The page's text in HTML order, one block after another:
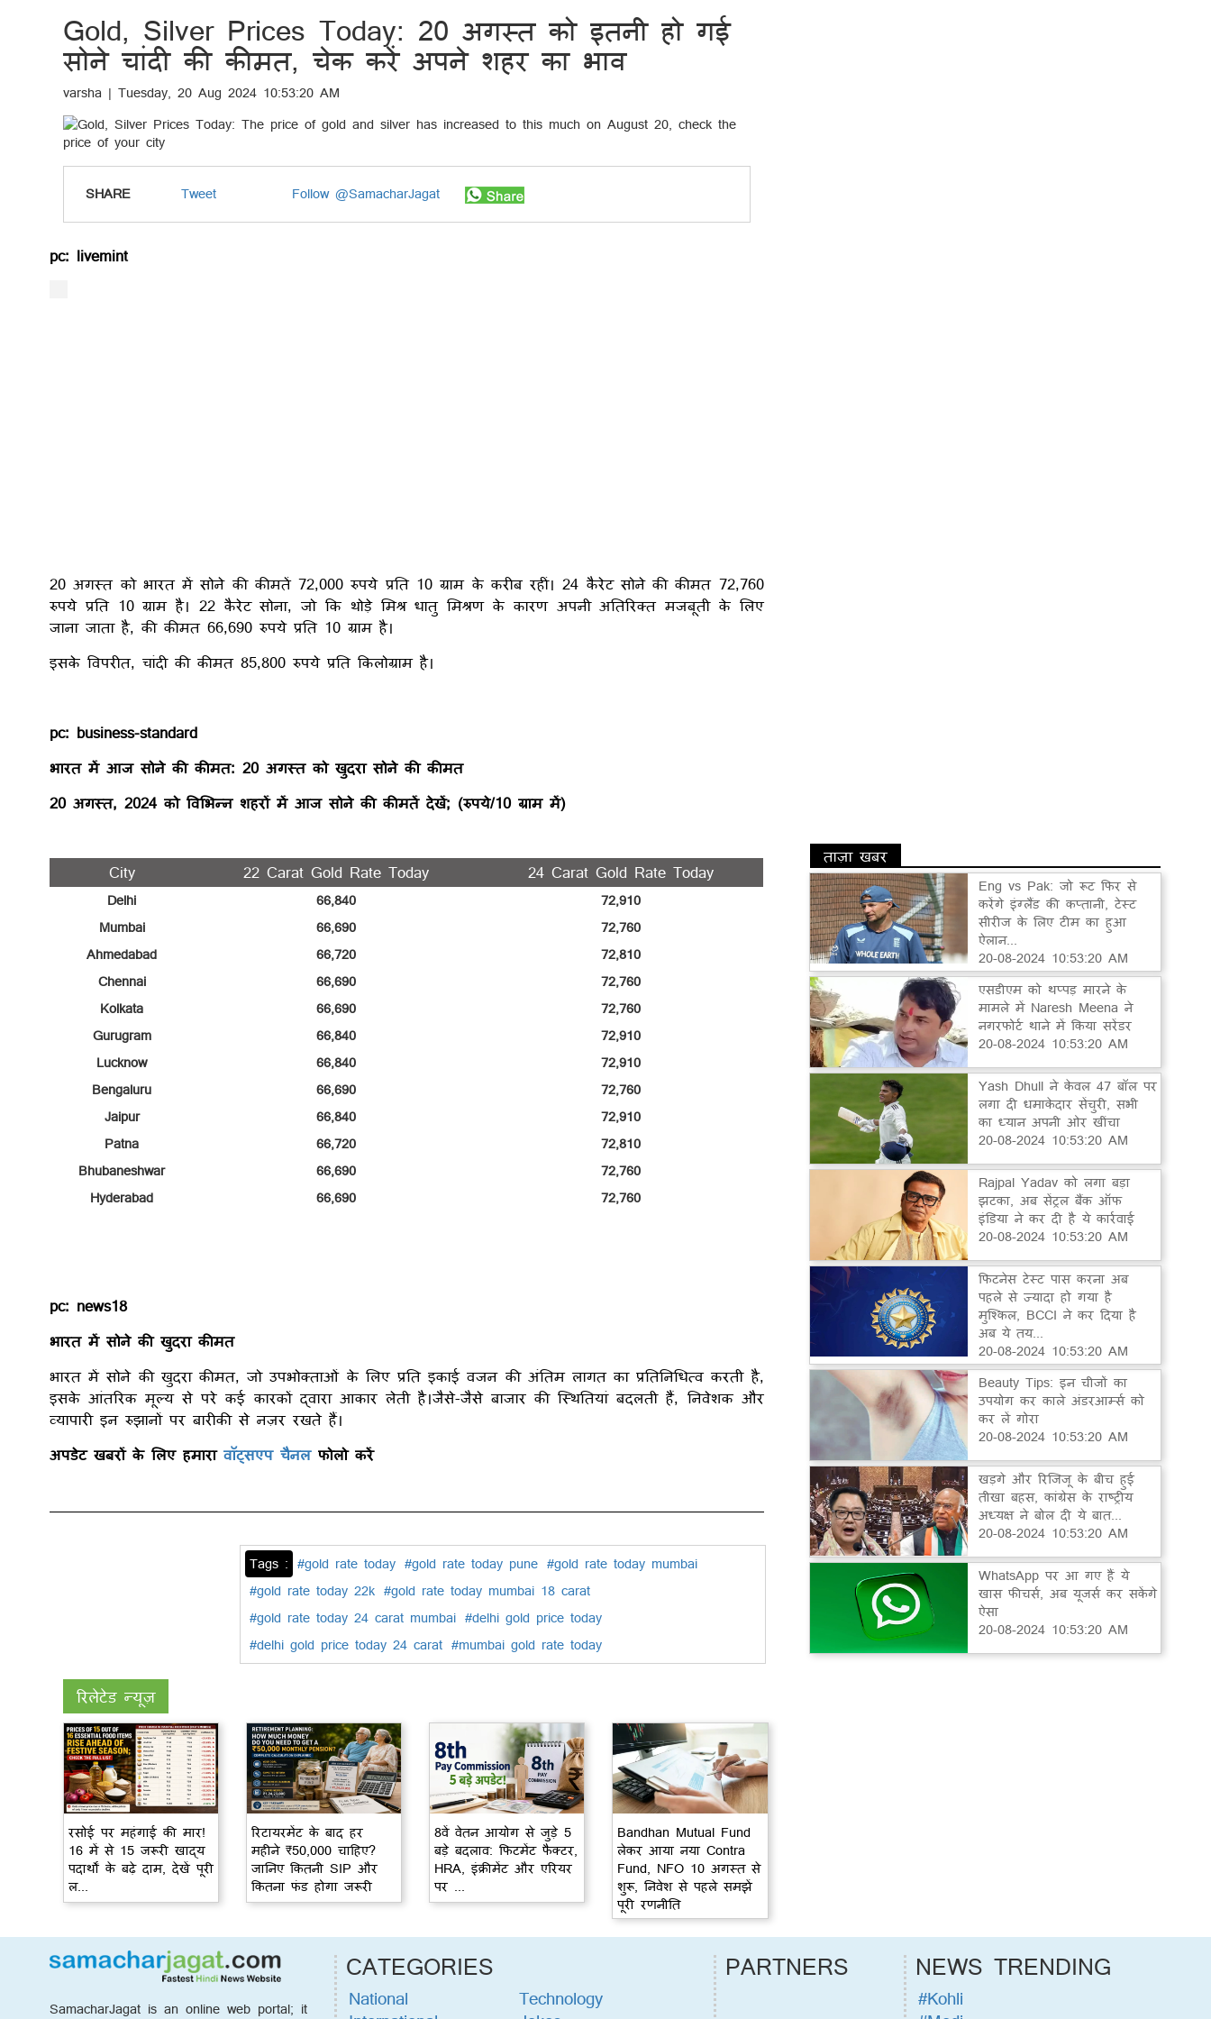
Gold, Silver Prices Today: 20 अगस्त को इतनी हो गई
सोने चांदी की कीमत, चेक करें अपने शहर का भाव
varsha | Tuesday, 20 Aug 2024 10:53:20 AM
SHARE Tweet Follow @SamacharJagat
pc: livemint
20 अगस्त को भारत में सोने की कीमतें 72,000 रुपये प्रति 10 ग्राम के करीब रहीं। 24 कैरेट सोने की कीमत 72,760
रुपये प्रति 10 ग्राम है। 22 कैरेट सोना, जो कि थोड़े मिश्र धातु मिश्रण के कारण अपनी अतिरिक्त मजबूती के लिए
जाना जाता है, की कीमत 66,690 रुपये प्रति 10 ग्राम है।
इसके विपरीत, चांदी की कीमत 85,800 रुपये प्रति किलोग्राम है।
pc: business-standard
भारत में आज सोने की कीमत: 20 अगस्त को खुदरा सोने की कीमत
20 अगस्त, 2024 को विभिन्न शहरों में आज सोने की कीमतें देखें; (रुपये/10 ग्राम में)
City 22 Carat Gold Rate Today 24 Carat Gold Rate Today
Delhi 66,840
72,910
Mumbai
66,690
72,760
Ahmedabad
66,720
72,810
Chennai
66,690
72,760
Kolkata
66,690
72,760
Gurugram
66,840
72,910
Lucknow
66,840
72,910
Bengaluru
66,690
72,760
Jaipur
66,840
72,910
Patna
66,720
72,810
Bhubaneshwar
66,690
72,760
Hyderabad
66,690 72,760
pc: news18
भारत में सोने की खुदरा कीमत
भारत में सोने की खुदरा कीमत, जो उपभोक्ताओं के लिए प्रति इकाई वजन की अंतिम लागत का प्रतिनिधित्व करती है,
इसके आंतरिक मूल्य से परे कई कारकों द्वारा आकार लेती है।जैसे-जैसे बाजार की स्थितियां बदलती हैं, निवेशक और
व्यापारी इन रुझानों पर बारीकी से नज़र रखते हैं।
अपडेट खबरों के लिए हमारा वॉट्सएप चैनल फोलो करें
Tags : #gold rate today #gold rate today pune #gold rate today mumbai
#gold rate today 22k #gold rate today mumbai 18 carat
#gold rate today 24 carat mumbai #delhi gold price today
#delhi gold price today 24 carat #mumbai gold rate today
रिलेटेड न्यूज़
रसोई पर महंगाई की मार!
16 में से 15 जरूरी खाद्य
पदार्थों के बढ़े दाम, देखें पूरी
ल...
रिटायरमेंट के बाद हर
महीने ₹50,000 चाहिए?
जानिए कितनी SIP और
कितना फंड होगा जरूरी
8वें वेतन आयोग से जुड़े 5
बड़े बदलाव: फिटमेंट फैक्टर,
HRA, इंक्रीमेंट और एरियर
पर ...
Bandhan Mutual Fund
लेकर आया नया Contra
Fund, NFO 10 अगस्त से
शुरू, निवेश से पहले समझें
पूरी रणनीति
ताज़ा खबर
Eng vs Pak: जो रूट फिर से
करेंगे इंग्लैंड की कप्तानी, टेस्ट
सीरीज के लिए टीम का हुआ
ऐलान...
20-08-2024 10:53:20 AM
एसडीएम को थप्पड़ मारने के
मामले में Naresh Meena ने
नगरफोर्ट थाने में किया सरेंडर
20-08-2024 10:53:20 AM
Yash Dhull ने केवल 47 बॉल पर
लगा दी धमाकेदार सेंचुरी, सभी
का ध्यान अपनी ओर खींचा
20-08-2024 10:53:20 AM
Rajpal Yadav को लगा बड़ा
झटका, अब सेंट्रल बैंक ऑफ
इंडिया ने कर दी है ये कार्रवाई
20-08-2024 10:53:20 AM
फिटनेस टेस्ट पास करना अब
पहले से ज्यादा हो गया है
मुश्किल, BCCI ने कर दिया है
अब ये तय...
20-08-2024 10:53:20 AM
Beauty Tips: इन चीजों का
उपयोग कर काले अंडरआर्म्स को
कर लें गोरा
20-08-2024 10:53:20 AM
खड़गे और रिजिजू के बीच हुई
तीखा बहस, कांग्रेस के राष्ट्रीय
अध्यक्ष ने बोल दी ये बात...
20-08-2024 10:53:20 AM
WhatsApp पर आ गए हैं ये
खास फीचर्स, अब यूजर्स कर सकेंगे
ऐसा
20-08-2024 10:53:20 AM
SamacharJagat is an online web portal; it
CATEGORIES
National
Technology
PARTNERS NEWS TRENDING
#Kohli